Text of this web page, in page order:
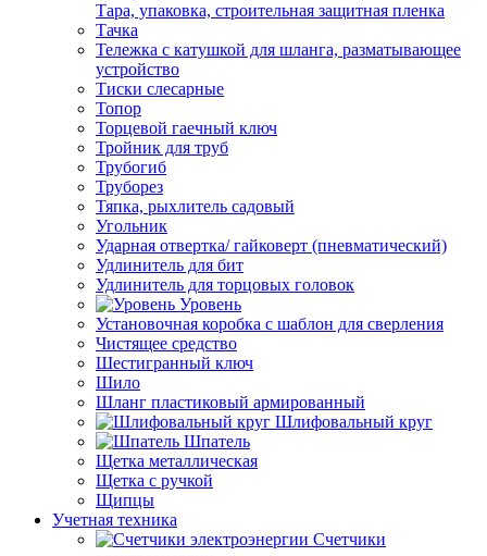
Тара, упаковка, строительная защитная пленка
Тачка
Тележка с катушкой для шланга, разматывающее
устройство
Тиски слесарные
Топор
Торцевой гаечный ключ
Тройник для труб
Трубогиб
Труборез
Тяпка, рыхлитель садовый
Угольник
Ударная отвертка/ гайковерт (пневматический)
Удлинитель для бит
Удлинитель для торцовых головок
Уровень
Установочная коробка с шаблон для сверления
Чистящее средство
Шестигранный ключ
Шило
Шланг пластиковый армированный
Шлифовальный круг
Шпатель
Щетка металлическая
Щетка с ручкой
Щипцы
Учетная техника
Счетчики